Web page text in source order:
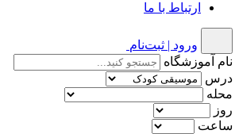
ارتباط با ما
ورود | ثبت‌نام
نام آموزشگاه
درس
محله
روز
ساعت